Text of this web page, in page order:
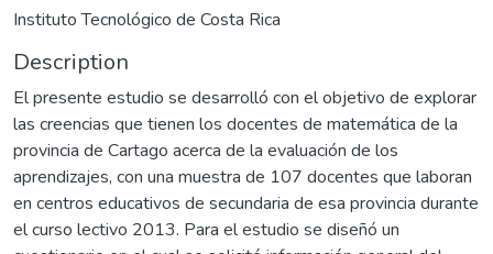
Instituto Tecnológico de Costa Rica
Description
El presente estudio se desarrolló con el objetivo de explorar
las creencias que tienen los docentes de matemática de la
provincia de Cartago acerca de la evaluación de los
aprendizajes, con una muestra de 107 docentes que laboran
en centros educativos de secundaria de esa provincia durante
el curso lectivo 2013. Para el estudio se diseñó un